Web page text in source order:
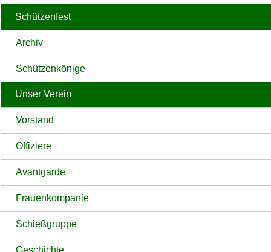
Schützenfest
Archiv
Schützenkönige
Unser Verein
Vorstand
Offiziere
Avantgarde
Frauenkompanie
Schießgruppe
Geschichte